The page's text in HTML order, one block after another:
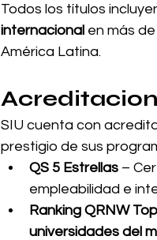
Todos los títulos
internacional en más
América Latina.
SIU cuenta con
prestigio de sus
QS 5 Estrellas –
empleabilidad e
Ranking QRNW
universidades del